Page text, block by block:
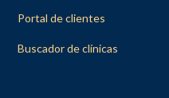
Portal de clientes
Buscador de clínicas